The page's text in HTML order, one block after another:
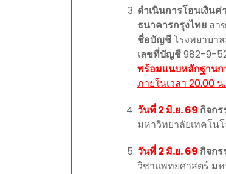
ดำเนินการโอนเงิน
ธนาคารกรุงไทย สา
ชื่อบัญชีโรงพยาบา
เลขที่บัญชี982-9-
พร้อมแนบหลักฐานก
ภายในเวลา 20.00
วันที่ 2 มิ.ย. 69 กิจกร
มหาวิทยาลัยเทคโน
วันที่ 2 มิ.ย. 69 กิจก
วิชาแพทยศาสตร์ ม